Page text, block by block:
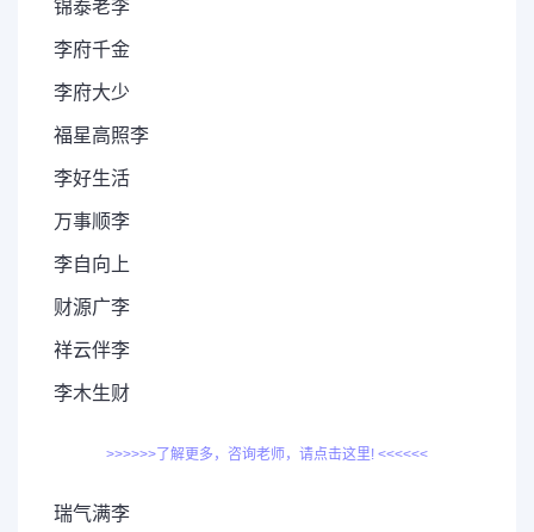
锦泰老李
李府千金
李府大少
福星高照李
李好生活
万事顺李
李自向上
财源广李
祥云伴李
李木生财
>>>>>>了解更多，咨询老师，请点击这里! <<<<<<
瑞气满李